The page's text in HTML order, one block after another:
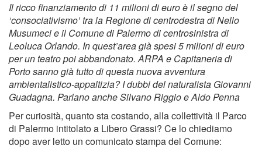
Il ricco finanziamento di 11 milioni di euro è il segno del
‘consociativismo’ tra la Regione di centrodestra di Nello
Musumeci e il Comune di Palermo di centrosinistra di
Leoluca Orlando. In quest’area già spesi 5 milioni di euro
per un teatro poi abbandonato. ARPA e Capitaneria di
Porto sanno già tutto di questa nuova avventura
ambientalistico-appaltizia? I dubbi del naturalista Giovanni
Guadagna. Parlano anche Silvano Riggio e Aldo Penna
Per curiosità, quanto sta costando, alla collettività il Parco
di Palermo intitolato a Libero Grassi? Ce lo chiediamo
dopo aver letto un comunicato stampa del Comune: